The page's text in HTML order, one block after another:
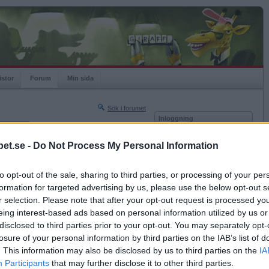
- Do Not Process My Personal Information
opt-out of the sale, sharing to third parties, or processing of your
for targeted advertising by us, please use the below opt-out
selection. Please note that after your opt-out request is processed
interest-based ads based on personal information utilized by us
to third parties prior to your opt-out. You may separately
of your personal information by third parties on the IAB’s list of
This information may also be disclosed by us to third parties on the
Participants that may further disclose it to other third parties.
Forum Min sida
Sök i forumet
Nästa sida »
2015-10-23 20:14
Inloggning
Kom ihåg mig
Glömt ditt lösenord?
Få ny aktiveringslänk
Betapet är gratis!